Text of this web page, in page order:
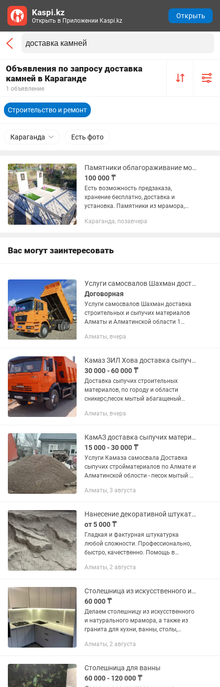
Объявления по запросу доставка
камней в Караганде
1 объявление
Строительство и ремонт
Караганда Есть фото
Памятники облагораживание могил
100 000 ₸
Есть возможность предзаказа,
хранение бесплатно, доставка и
установка. Памятники из мрамора,
(Украина) кто знает тот знает. Есть и
Караганда, позавчера
Вас могут заинтересовать
Услуги самосвалов Шахман доставка строительных и сыпучих материалов Алматы
Договорная
Услуги самосвалов Шахман доставка
строительных и сыпучих материалов
Алматы и Алматинской области 1
и камня гравия. 2 Щпс (смесь Щебня и
Алматы, вчера
Камаз ЗИЛ Хова доставка сыпучих строительных материалов
30 000 - 60 000 ₸
Доставка сыпучих строительных
материалов, по городу и области
сникерс,песок мытый абагащеный
фракции, отсев, пгс,шгс, балласт и т. Д.,
Алматы, вчера
КамАЗ доставка сыпучих материалов Сникерс Щебень Отсев Песок Галина Пгс выз
15 000 - 30 000 ₸
Услуги Камаза самосвала Доставка
сыпучих стройматериалов по Алмате и
Алматинской облости - песок мытый и
пгс, щгс, сникерс, щебень всех фракций,
Алматы, 3 августа
Нанесение декоративной штукатурки
от 5 000 ₸
Гладкая и фактурная штукатурка
любой сложности. Профессионально,
быстро, качественно. Помощь в
больше 15 лет.Выполняем любые виды
Алматы, 2 августа
Столешница из искусственного и натурального камня
60 000 ₸
Делаем столешницу из искусственного
и натурального мрамора, а также из
гранита для кухни, ванны, столы,
начинаются с 60 000 тг. за п/м, цены
Алматы, 2 августа
Столешница для ванны
60 000 - 120 000 ₸
Kaspi.kz
Открыть в Приложении Kaspi.kz
Открыть